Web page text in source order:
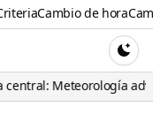
Cambio de hora
advierte por un